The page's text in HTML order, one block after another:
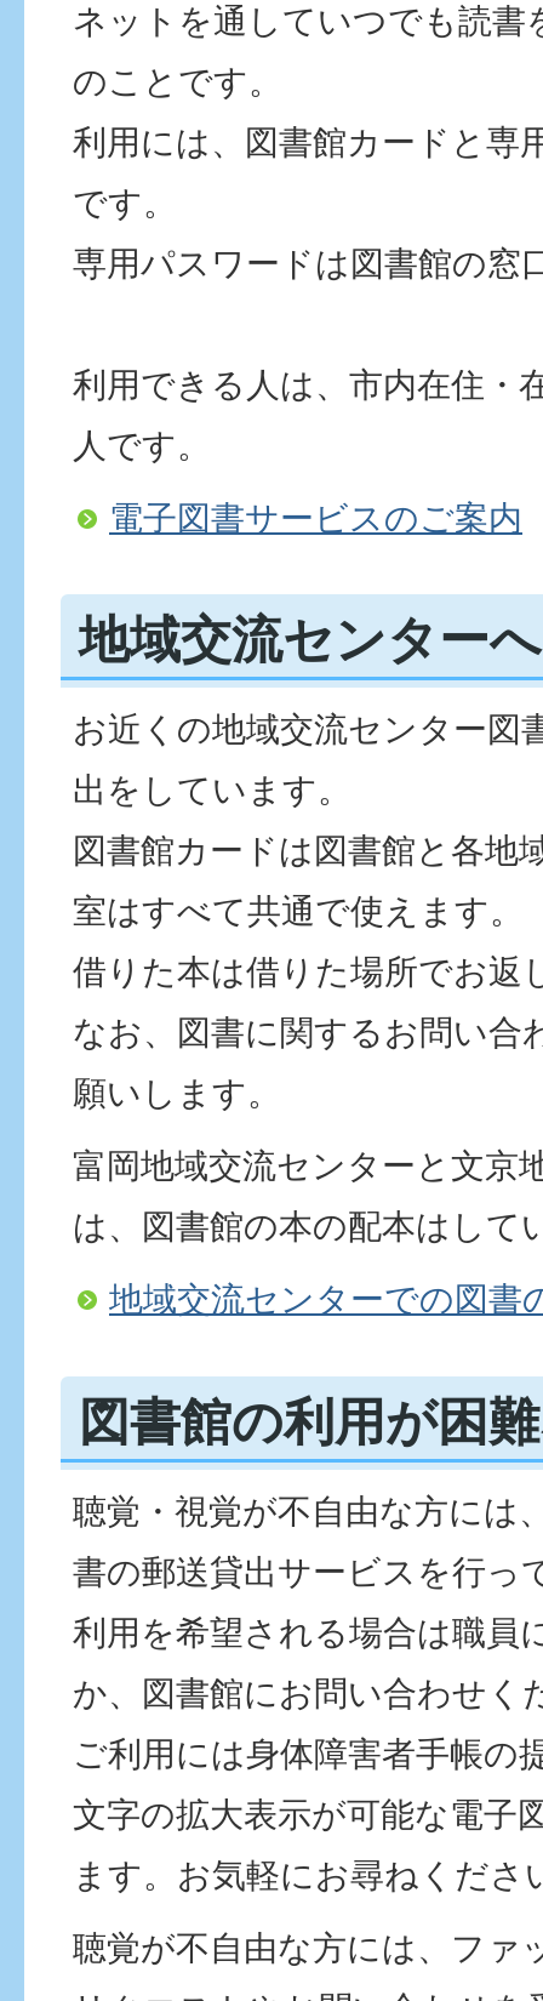
ネットを通していつでも読書
のことです。
利用には、図書館カードと専
です。
専用パスワードは図書館の窓
利用できる人は、市内在住・
人です。
電子図書サービスのご案内
地域交流センター
お近くの地域交流センター図
出をしています。
図書館カードは図書館と各地
室はすべて共通で使えます。
借りた本は借りた場所でお返
なお、図書に関するお問い合
願いします。
富岡地域交流センターと文京
は、図書館の本の配本はして
地域交流センターでの図書
図書館の利用が困
聴覚・視覚が不自由な方には
書の郵送貸出サービスを行っ
利用を希望される場合は職員
か、図書館にお問い合わせく
ご利用には身体障害者手帳の
文字の拡大表示が可能な電子
ます。お気軽にお尋ねくださ
聴覚が不自由な方には、ファ